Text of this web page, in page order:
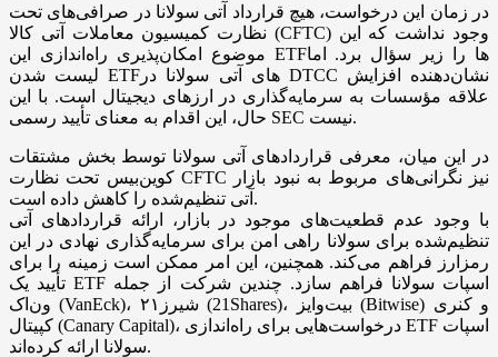
در زمان این درخواست، هیچ قرارداد آتی سولانا در صرافی‌های تحت
نظارت کمیسیون معاملات آتی کالا (CFTC) وجود نداشت که این
موضوع امکان‌پذیری راه‌اندازی این ETFها را زیر سؤال برد. اما
لیست شدن ETFهای آتی سولانا در DTCC نشان‌دهنده افزایش
علاقه مؤسسات به سرمایه‌گذاری در ارزهای دیجیتال است. با این
حال، این اقدام به معنای تأیید رسمی SEC نیست.
در این میان، معرفی قراردادهای آتی سولانا توسط بخش مشتقات
کوین‌بیس تحت نظارت CFTC نیز نگرانی‌های مربوط به نبود بازار
آتی تنظیم‌شده را کاهش داده است.
با وجود عدم قطعیت‌های موجود در بازار، ارائه قراردادهای آتی
تنظیم‌شده برای سولانا راهی امن برای سرمایه‌گذاری نهادی در این
رمزارز فراهم می‌کند. همچنین، این امر ممکن است زمینه را برای
تأیید یک ETF اسپات سولانا فراهم سازد. چندین شرکت از جمله
ون‌اک (VanEck)، ۲۱شیرز (21Shares)، بیت‌وایز (Bitwise) و کنری
کپیتال (Canary Capital)، درخواست‌هایی برای راه‌اندازی ETF اسپات
سولانا ارائه کرده‌اند.